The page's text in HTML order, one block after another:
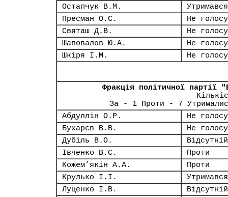
Остапчук В.М.
Утримався
Пресман О.С.
Не
Святаш Д.В.
Не
Шаповалов Ю.А.
Не
Шкіря І.М.
Не
Фракція політичної партії
За - 1 Проти - 7
Абдуллін О.Р.
Не
Бухарєв В.В.
Не
Дубіль В.О.
Відсутній
Івченко В.Є.
Проти
Кожем’якін А.А.
Проти
Крулько І.І.
Утримався
Луценко І.В.
Відсутній